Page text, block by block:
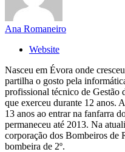
Ana Romaneiro
Website
Nasceu em Évora onde
partilha o gosto pela
profissional técnico de Gestão
que exerceu durante 12 anos.
13 anos ao entrar na fanfarra
permaneceu até 2013. Na
corporação dos Bombeiros de
bombeira de 2º.